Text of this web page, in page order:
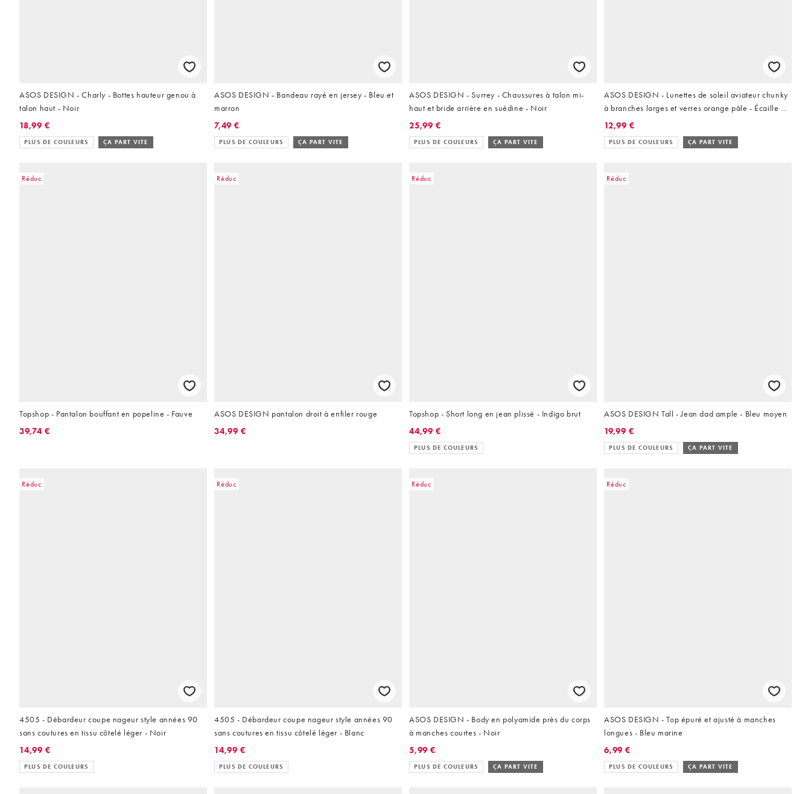
ASOS DESIGN - Charly - Bottes hauteur genou à
talon haut - Noir
18,99 €
PLUS DE COULEURS ÇA PART VITE
ASOS DESIGN - Bandeau rayé en jersey - Bleu et
marron
7,49 €
PLUS DE COULEURS ÇA PART VITE
ASOS DESIGN - Surrey - Chaussures à talon mi-
haut et bride arrière en suédine - Noir
25,99 €
PLUS DE COULEURS ÇA PART VITE
ASOS DESIGN - Lunettes de soleil aviateur chunky
à branches larges et verres orange pâle - Écaille de
tortue
12,99 €
PLUS DE COULEURS ÇA PART VITE
Réduc
Topshop - Pantalon bouffant en popeline - Fauve
39,74 €
Réduc
ASOS DESIGN pantalon droit à enfiler rouge
34,99 €
Réduc
Topshop - Short long en jean plissé - Indigo brut
44,99 €
PLUS DE COULEURS
Réduc
ASOS DESIGN Tall - Jean dad ample - Bleu moyen
19,99 €
PLUS DE COULEURS ÇA PART VITE
Réduc
4505 - Débardeur coupe nageur style années 90
sans coutures en tissu côtelé léger - Noir
14,99 €
PLUS DE COULEURS
Réduc
4505 - Débardeur coupe nageur style années 90
sans coutures en tissu côtelé léger - Blanc
14,99 €
PLUS DE COULEURS
Réduc
ASOS DESIGN - Body en polyamide près du corps
à manches courtes - Noir
5,99 €
PLUS DE COULEURS ÇA PART VITE
Réduc
ASOS DESIGN - Top épuré et ajusté à manches
longues - Bleu marine
6,99 €
PLUS DE COULEURS ÇA PART VITE